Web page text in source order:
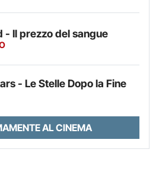
- Il prezzo del sangue
- Le Stelle Dopo la Fine
AL CINEMA